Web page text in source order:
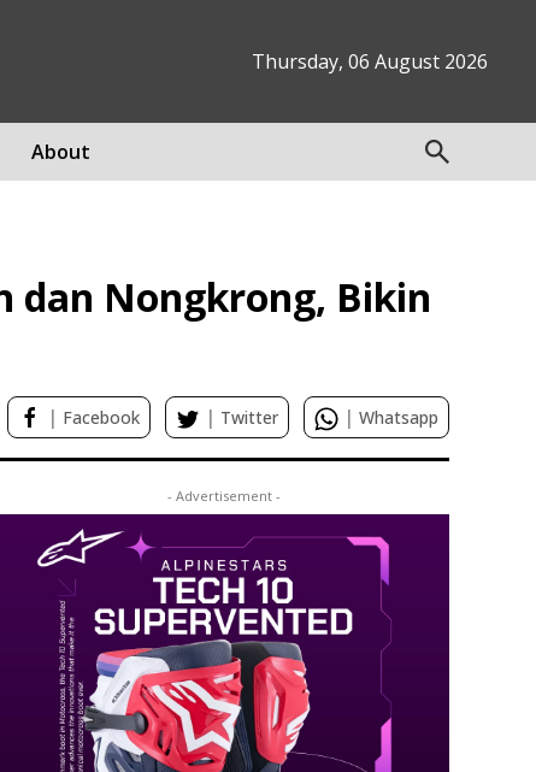
Thursday, 06 August 2026
About
dan Nongkrong, Bikin
| Facebook | Twitter | Whatsapp
- Advertisement -